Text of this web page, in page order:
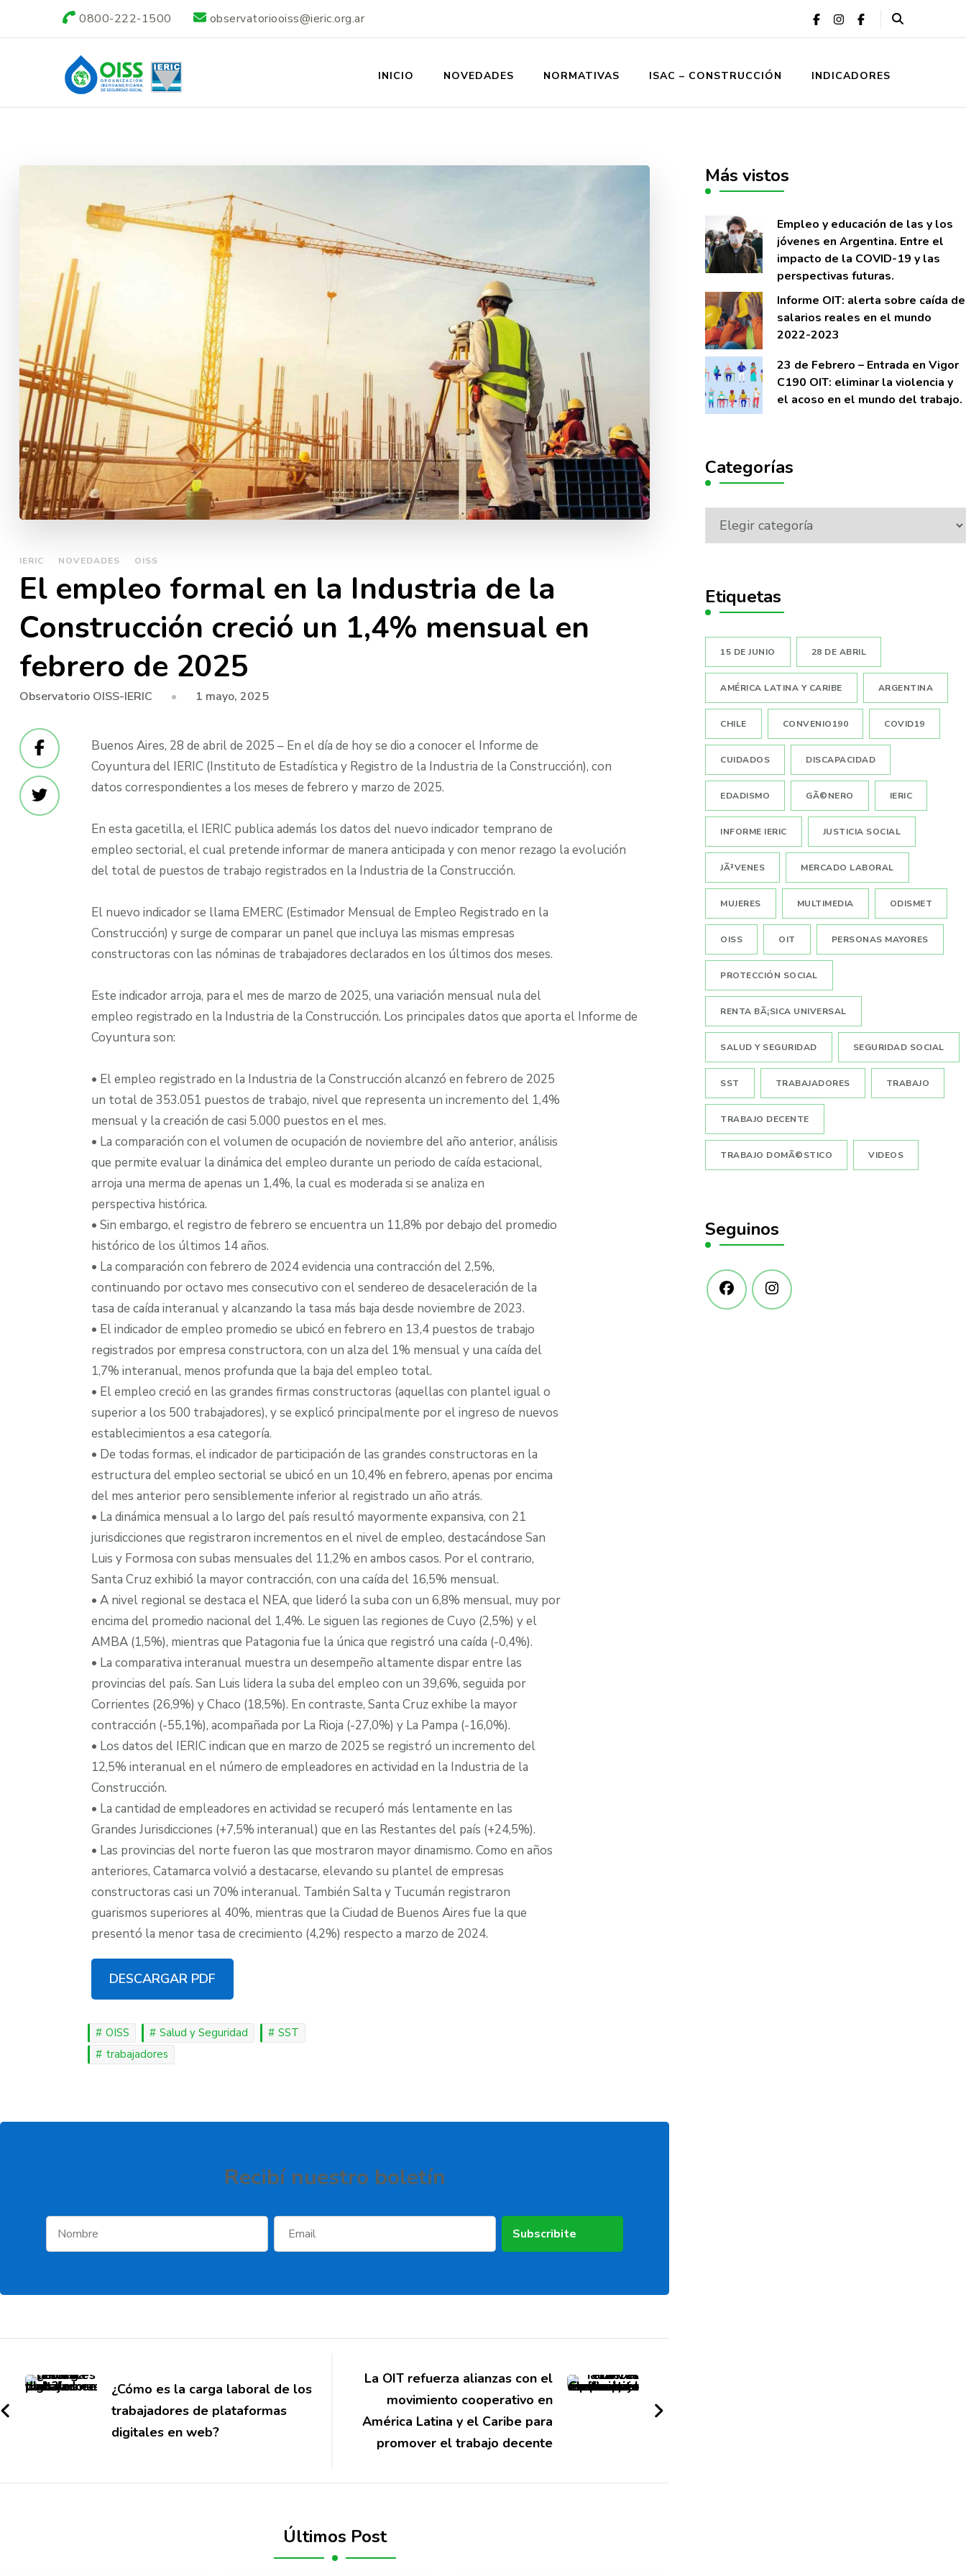
0800-222-1500 observatoriooiss@ieric.org.ar
Observatorio OISS-IERIC
INICIO NOVEDADES NORMATIVAS ISAC – CONSTRUCCIÓN INDICADORES
IERIC NOVEDADES OISS
El empleo formal en la Industria de la
Construcción creció un 1,4% mensual en
febrero de 2025
Observatorio OISS-IERIC 1 mayo, 2025
Buenos Aires, 28 de abril de 2025 – En el día de hoy se dio a conocer el Informe de
Coyuntura del IERIC (Instituto de Estadística y Registro de la Industria de la Construcción), con
datos correspondientes a los meses de febrero y marzo de 2025.
En esta gacetilla, el IERIC publica además los datos del nuevo indicador temprano de
empleo sectorial, el cual pretende informar de manera anticipada y con menor rezago la evolución
del total de puestos de trabajo registrados en la Industria de la Construcción.
El nuevo indicador se llama EMERC (Estimador Mensual de Empleo Registrado en la
Construcción) y surge de comparar un panel que incluya las mismas empresas
constructoras con las nóminas de trabajadores declarados en los últimos dos meses.
Este indicador arroja, para el mes de marzo de 2025, una variación mensual nula del
empleo registrado en la Industria de la Construcción. Los principales datos que aporta el Informe de
Coyuntura son:
• El empleo registrado en la Industria de la Construcción alcanzó en febrero de 2025
un total de 353.051 puestos de trabajo, nivel que representa un incremento del 1,4%
mensual y la creación de casi 5.000 puestos en el mes.
• La comparación con el volumen de ocupación de noviembre del año anterior, análisis
que permite evaluar la dinámica del empleo durante un periodo de caída estacional,
arroja una merma de apenas un 1,4%, la cual es moderada si se analiza en
perspectiva histórica.
• Sin embargo, el registro de febrero se encuentra un 11,8% por debajo del promedio
histórico de los últimos 14 años.
• La comparación con febrero de 2024 evidencia una contracción del 2,5%,
continuando por octavo mes consecutivo con el sendereo de desaceleración de la
tasa de caída interanual y alcanzando la tasa más baja desde noviembre de 2023.
• El indicador de empleo promedio se ubicó en febrero en 13,4 puestos de trabajo
registrados por empresa constructora, con un alza del 1% mensual y una caída del
1,7% interanual, menos profunda que la baja del empleo total.
• El empleo creció en las grandes firmas constructoras (aquellas con plantel igual o
superior a los 500 trabajadores), y se explicó principalmente por el ingreso de nuevos
establecimientos a esa categoría.
• De todas formas, el indicador de participación de las grandes constructoras en la
estructura del empleo sectorial se ubicó en un 10,4% en febrero, apenas por encima
del mes anterior pero sensiblemente inferior al registrado un año atrás.
• La dinámica mensual a lo largo del país resultó mayormente expansiva, con 21
jurisdicciones que registraron incrementos en el nivel de empleo, destacándose San
Luis y Formosa con subas mensuales del 11,2% en ambos casos. Por el contrario,
Santa Cruz exhibió la mayor contracción, con una caída del 16,5% mensual.
• A nivel regional se destaca el NEA, que lideró la suba con un 6,8% mensual, muy por
encima del promedio nacional del 1,4%. Le siguen las regiones de Cuyo (2,5%) y el
AMBA (1,5%), mientras que Patagonia fue la única que registró una caída (-0,4%).
• La comparativa interanual muestra un desempeño altamente dispar entre las
provincias del país. San Luis lidera la suba del empleo con un 39,6%, seguida por
Corrientes (26,9%) y Chaco (18,5%). En contraste, Santa Cruz exhibe la mayor
contracción (-55,1%), acompañada por La Rioja (-27,0%) y La Pampa (-16,0%).
• Los datos del IERIC indican que en marzo de 2025 se registró un incremento del
12,5% interanual en el número de empleadores en actividad en la Industria de la
Construcción.
• La cantidad de empleadores en actividad se recuperó más lentamente en las
Grandes Jurisdicciones (+7,5% interanual) que en las Restantes del país (+24,5%).
• Las provincias del norte fueron las que mostraron mayor dinamismo. Como en años
anteriores, Catamarca volvió a destacarse, elevando su plantel de empresas
constructoras casi un 70% interanual. También Salta y Tucumán registraron
guarismos superiores al 40%, mientras que la Ciudad de Buenos Aires fue la que
presentó la menor tasa de crecimiento (4,2%) respecto a marzo de 2024.
DESCARGAR PDF
OISS Salud y Seguridad
SST
trabajadores
Recibí­ nuestro boletí­n
¿Cómo es la carga laboral de los
trabajadores de plataformas
digitales en web?
La OIT refuerza alianzas con el
movimiento cooperativo en
América Latina y el Caribe para
promover el trabajo decente
Últimos Post
Más vistos
Empleo y educación de las y los
jóvenes en Argentina. Entre el
impacto de la COVID-19 y las
perspectivas futuras.
Informe OIT: alerta sobre caí­da de
salarios reales en el mundo
2022-2023
23 de Febrero – Entrada en Vigor
C190 OIT: eliminar la violencia y
el acoso en el mundo del trabajo.
Categorías
Etiquetas
15 DE JUNIO 28 DE ABRIL
AMÉRICA LATINA Y CARIBE ARGENTINA
CHILE CONVENIO190 COVID19
CUIDADOS DISCAPACIDAD
EDADISMO GÃ©NERO IERIC
INFORME IERIC JUSTICIA SOCIAL
JÃ³VENES MERCADO LABORAL
MUJERES MULTIMEDIA ODISMET
OISS OIT PERSONAS MAYORES
PROTECCIÓN SOCIAL
RENTA BÃ¡SICA UNIVERSAL
SALUD Y SEGURIDAD SEGURIDAD SOCIAL
SST TRABAJADORES TRABAJO
TRABAJO DECENTE
TRABAJO DOMÃ©STICO VIDEOS
Seguinos